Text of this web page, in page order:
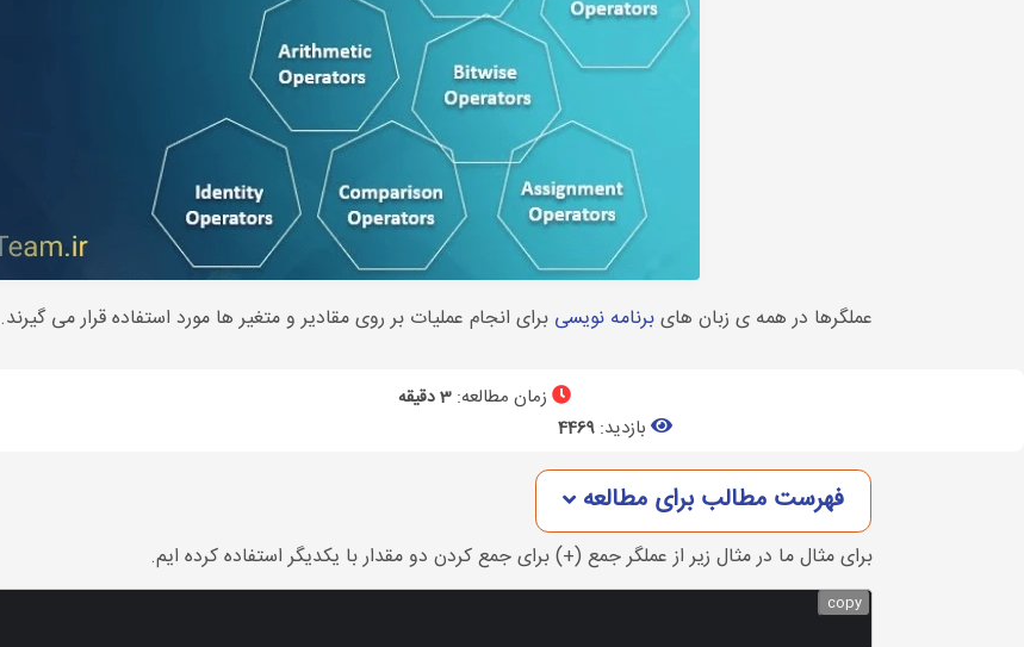
عملگرها در همه ی زبان هایبرنامه نویسی برای انجام عملیات بر روی مقادیر و متغیر ها مورد استفاده قرار می گیرند.
زمان مطالعه:3 دقیقه
بازدید:4469
فهرست مطالب برای مطالعه
برای مثال ما در مثال زیر از عملگر جمع (+) برای جمع کردن دو مقدار با یکدیگر استفاده کرده ایم.
copy